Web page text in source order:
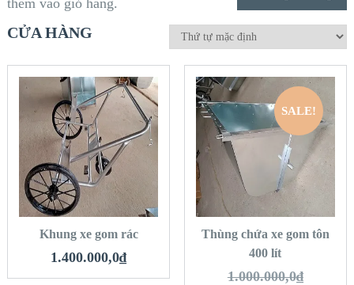
thêm vào giỏ hàng.
CỬA HÀNG
QUICK LOOK
VIEW DETAILS
THÊM VÀO GIỎ
HÀNG
Khung xe gom rác
1.400.000,0₫
SALE!
QUICK LOOK
VIEW DETAILS
THÊM VÀO GIỎ
HÀNG
Thùng chứa xe gom tôn
400 lít
1.000.000,0₫